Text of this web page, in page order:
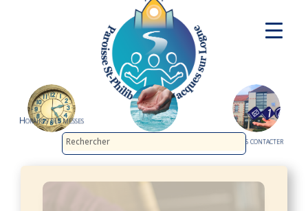
Horaires des messes
Nous contacter